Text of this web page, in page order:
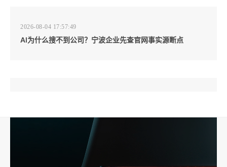
2026-08-04 17:57:49
AI为什么搜不到公司？宁波企业先查官网事实源断点